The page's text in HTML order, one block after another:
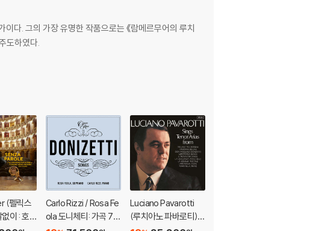
다. 그의 가장 유명한 작품으로는 《람메르무어의 루치
도하였다.
(펠릭스
이 : 호른
Carlo Rizzi / Rosa Fe
ola 도니체티: 가곡 7집
Luciano Pavarotti
(루치아노 파바로티) -